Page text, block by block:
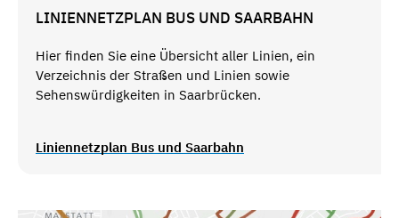
LINIENNETZPLAN BUS UND SAARBAHN
Hier finden Sie eine Übersicht aller Linien, ein
Verzeichnis der Straßen und Linien sowie
Sehenswürdigkeiten in Saarbrücken.
Liniennetzplan Bus und Saarbahn